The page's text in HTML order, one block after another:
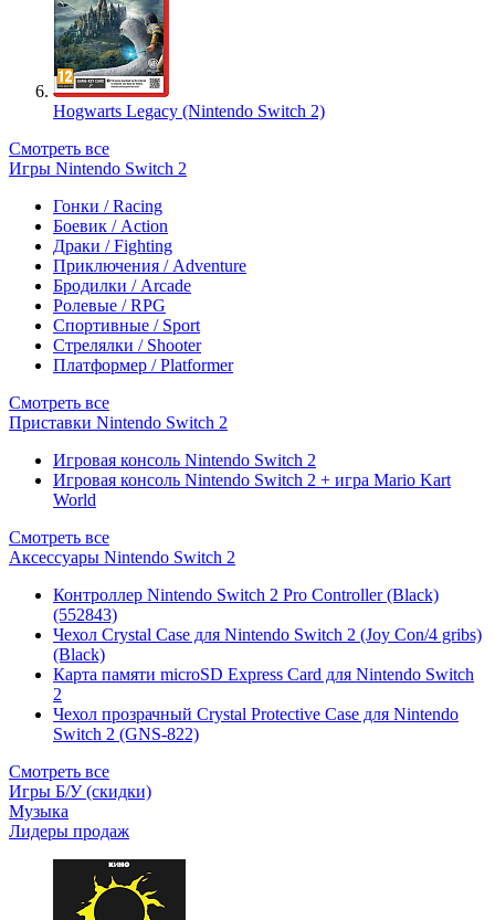
Hogwarts Legacy (Nintendo Switch 2)
Смотреть все
Игры Nintendo Switch 2
Гонки / Racing
Боевик / Action
Драки / Fighting
Приключения / Adventure
Бродилки / Arcade
Ролевые / RPG
Спортивные / Sport
Стрелялки / Shooter
Платформер / Platformer
Смотреть все
Приставки Nintendo Switch 2
Игровая консоль Nintendo Switch 2
Игровая консоль Nintendo Switch 2 + игра Mario Kart
World
Смотреть все
Аксессуары Nintendo Switch 2
Контроллер Nintendo Switch 2 Pro Controller (Black)
(552843)
Чехол Сrystal Сase для Nintendo Switch 2 (Joy Con/4 gribs)
(Black)
Карта памяти microSD Express Card для Nintendo Switch
2
Чехол прозрачный Crystal Protective Case для Nintendo
Switch 2 (GNS-822)
Смотреть все
Игры Б/У (скидки)
Музыка
Лидеры продаж